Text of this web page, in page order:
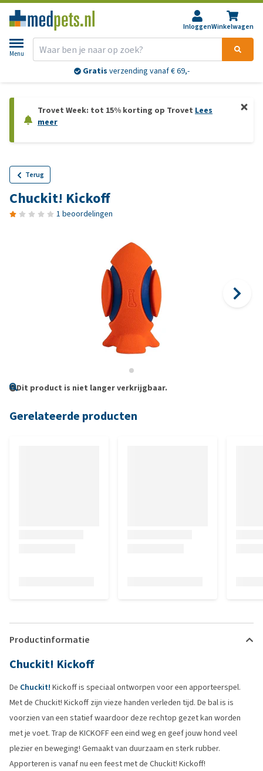
InloggenWinkelwagen
Menu
Gratis verzending vanaf € 69,-
Trovet Week: tot 15% korting op Trovet Lees
meer
Terug
Chuckit! Kickoff
1 beoordelingen
Dit product is niet langer verkrijgbaar.
Gerelateerde producten
Productinformatie
Chuckit! Kickoff
De Chuckit! Kickoff is speciaal ontworpen voor een apporteerspel.
Met de Chuckit! Kickoff zijn vieze handen verleden tijd. De bal is is
voorzien van een statief waardoor deze rechtop gezet kan worden
met je voet. Trap de KICKOFF een eind weg en geef jouw hond veel
plezier en beweging! Gemaakt van duurzaam en sterk rubber.
Apporteren is vanaf nu een feest met de Chuckit! Kickoff!